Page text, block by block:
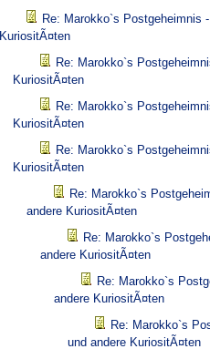
Re: Marokko`s Postgeheimnis
KuriositÃ¤ten
Re: Marokko`s
KuriositÃ¤ten
Re: Marokko`s
KuriositÃ¤ten
Re: Marokko`s
KuriositÃ¤ten
Re: Marokko`s
andere KuriositÃ¤ten
Re: Marokko`s
andere KuriositÃ¤ten
Re: Marokko`s
andere KuriositÃ¤ten
Re: Marokko`s
und andere KuriositÃ¤ten